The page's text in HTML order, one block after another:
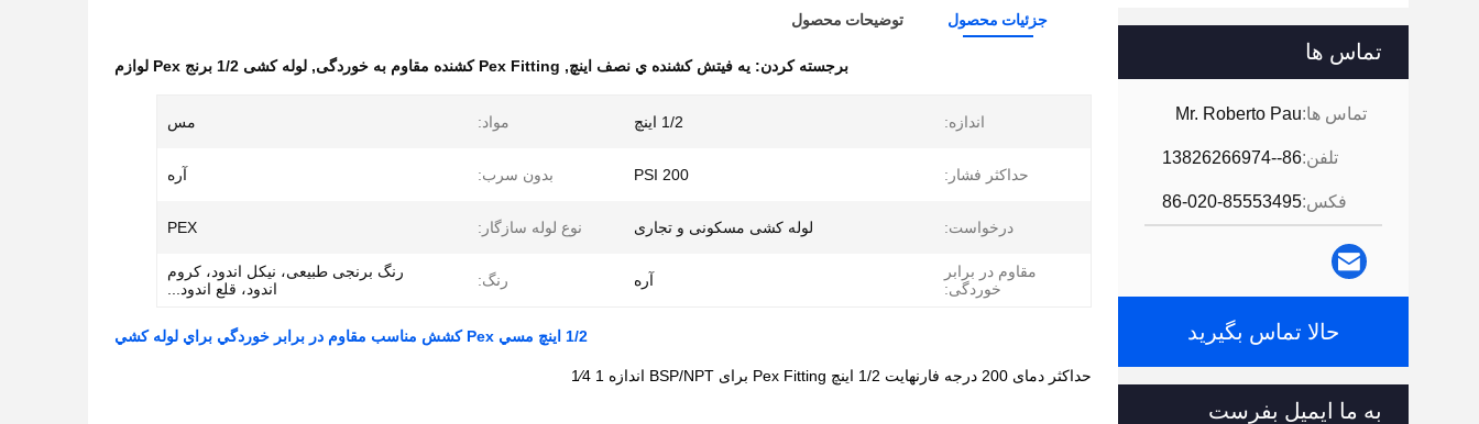
تماس ها
تماس ها:Mr. Roberto Pau
تلفن:86--13826266974
فکس:86-020-85553495
حالا تماس بگیرید
به ما ایمیل بفرست
جزئیات محصول توضیحات محصول
برجسته کردن: يه فيتش کشنده ي نصف اينچ, Pex Fitting کشنده مقاوم به خوردگی , لوله کشی 1/2 برنج Pex لوازم
اندازه: 1/2 اینچ مواد: مس
حداکثر فشار: 200 PSI بدون سرب: آره
درخواست: لوله کشی مسکونی و تجاری نوع لوله سازگار: PEX
مقاوم در برابر
خوردگی:
آره رنگ:
رنگ برنجی طبیعی، نیکل اندود، کروم
اندود، قلع اندود...
1/2 اينچ مسي Pex کشش مناسب مقاوم در برابر خوردگي براي لوله کشي
حداکثر دمای 200 درجه فارنهایت 1/2 اینچ Pex Fitting برای BSP/NPT اندازه 1 1⁄4